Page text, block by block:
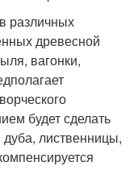
различных
древесной
вагонки,
будет сделать
дуба, лиственницы,